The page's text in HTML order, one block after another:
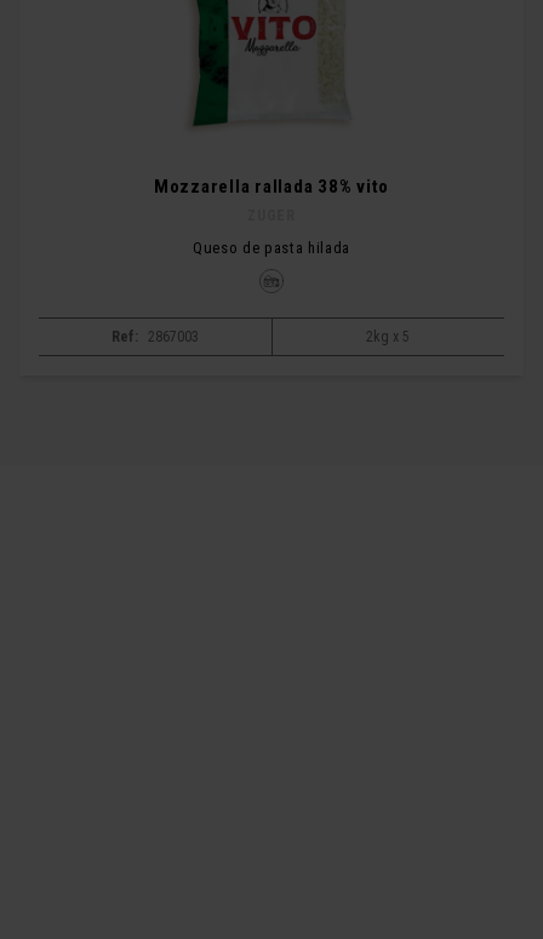
Mozzarella rallada 38% vito
Queso de pasta hilada
Ref: 2867003 2kg x 5